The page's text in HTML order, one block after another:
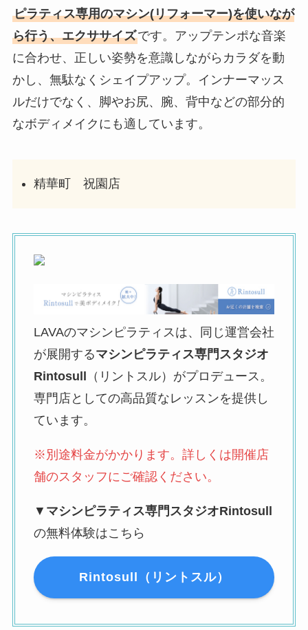
ピラティス専用のマシン(リフォーマー)を使いなが
ら行う、エクササイズです。アップテンポな音楽
に合わせ、正しい姿勢を意識しながらカラダを動
かし、無駄なくシェイプアップ。インナーマッス
ルだけでなく、脚やお尻、腕、背中などの部分的
なボディメイクにも適しています。
精華町 祝園店
LAVAのマシンピラティスは、同じ運営会社
が展開するマシンピラティス専門スタジオ
Rintosull （リントスル）がプロデュース。
専門店としての高品質なレッスンを提供し
ています。
※別途料金がかかります。詳しくは開催店
舗のスタッフにご確認ください。
▼ マシンピラティス専門スタジオRintosull
の無料体験はこちら
Rintosull（リントスル）